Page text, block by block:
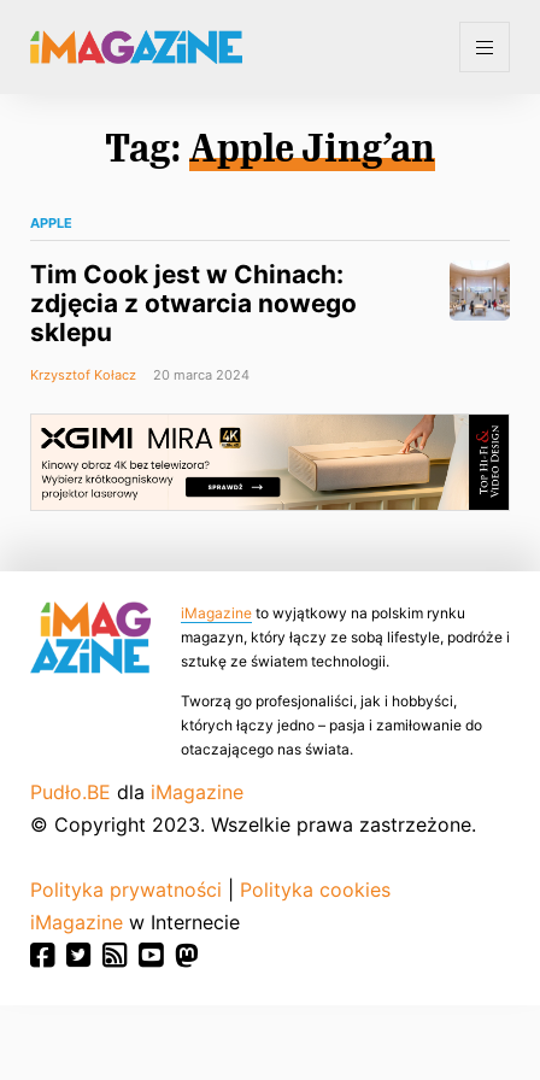
Tag: Apple Jing’an
APPLE
Tim Cook jest w Chinach:
zdjęcia z otwarcia nowego
sklepu
Krzysztof Kołacz 20 marca 2024
iMagazine to wyjątkowy na polskim rynku
magazyn, który łączy ze sobą lifestyle, podróże i
sztukę ze światem technologii.
Tworzą go profesjonaliści, jak i hobbyści,
których łączy jedno – pasja i zamiłowanie do
otaczającego nas świata.
Pudło.BE dla iMagazine
© Copyright 2023. Wszelkie prawa zastrzeżone.
Polityka prywatności
Polityka cookies
iMagazine w Internecie